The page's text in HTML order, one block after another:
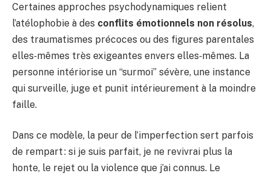
Certaines approches psychodynamiques relient
l’atélophobie à des conflits émotionnels non résolus,
des traumatismes précoces ou des figures parentales
elles‑mêmes très exigeantes envers elles‑mêmes. La
personne intériorise un “surmoi” sévère, une instance
qui surveille, juge et punit intérieurement à la moindre
faille.
Dans ce modèle, la peur de l’imperfection sert parfois
de rempart : si je suis parfait, je ne revivrai plus la
honte, le rejet ou la violence que j’ai connus. Le